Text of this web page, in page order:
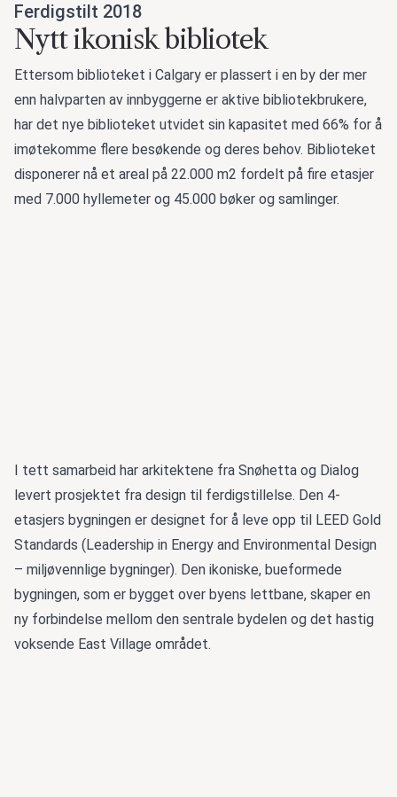
Ferdigstilt 2018
Nytt ikonisk bibliotek
Ettersom biblioteket i Calgary er plassert i en by der mer
enn halvparten av innbyggerne er aktive bibliotekbrukere,
har det nye biblioteket utvidet sin kapasitet med 66% for å
imøtekomme flere besøkende og deres behov. Biblioteket
disponerer nå et areal på 22.000 m2 fordelt på fire etasjer
med 7.000 hyllemeter og 45.000 bøker og samlinger.
I tett samarbeid har arkitektene fra Snøhetta og Dialog
levert prosjektet fra design til ferdigstillelse. Den 4-
etasjers bygningen er designet for å leve opp til LEED Gold
Standards (Leadership in Energy and Environmental Design
– miljøvennlige bygninger). Den ikoniske, bueformede
bygningen, som er bygget over byens lettbane, skaper en
ny forbindelse mellom den sentrale bydelen og det hastig
voksende East Village området.